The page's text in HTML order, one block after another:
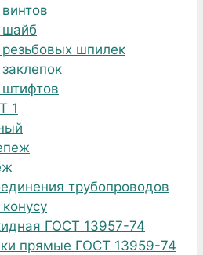
шайб
шпилек
1
трубопроводов
ГОСТ 13957-74
прямые ГОСТ 13959-74